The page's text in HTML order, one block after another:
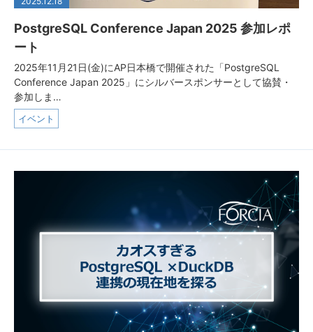
PostgreSQL Conference Japan 2025 参加レポ
ート
2025年11月21日(金)にAP日本橋で開催された「PostgreSQL
Conference Japan 2025」にシルバースポンサーとして協賛・
参加しま…
イベント